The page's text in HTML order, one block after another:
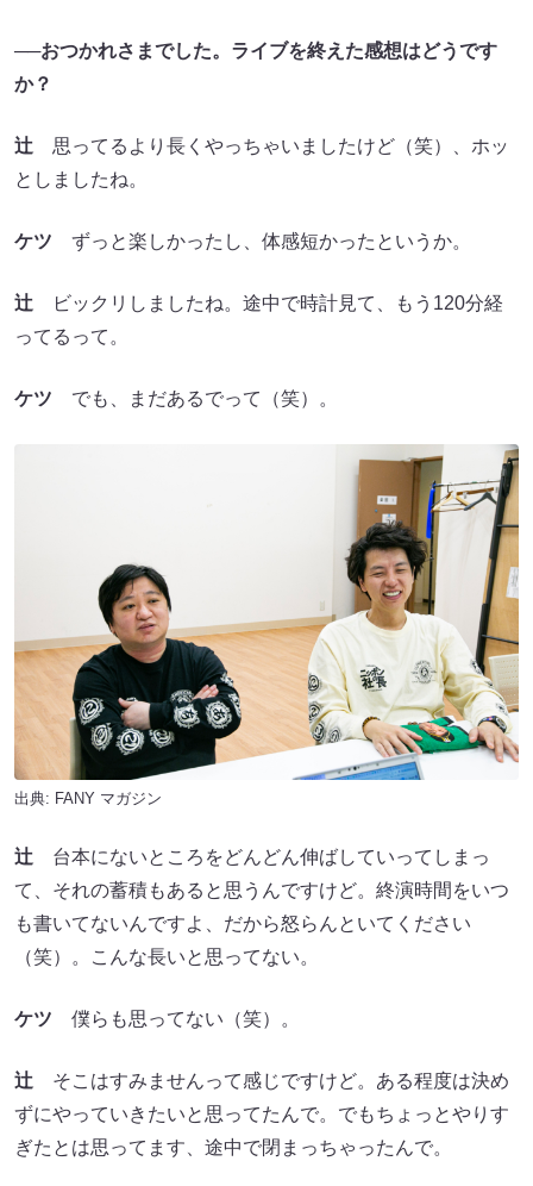
──おつかれさまでした。ライブを終えた感想はどうです
か？
辻 思ってるより長くやっちゃいましたけど（笑）、ホッ
としましたね。
ケツ ずっと楽しかったし、体感短かったというか。
辻 ビックリしましたね。途中で時計見て、もう120分経
ってるって。
ケツ でも、まだあるでって（笑）。
出典: FANY マガジン
辻 台本にないところをどんどん伸ばしていってしまっ
て、それの蓄積もあると思うんですけど。終演時間をいつ
も書いてないんですよ、だから怒らんといてください
（笑）。こんな長いと思ってない。
ケツ 僕らも思ってない（笑）。
辻 そこはすみませんって感じですけど。ある程度は決め
ずにやっていきたいと思ってたんで。でもちょっとやりす
ぎたとは思ってます、途中で閉まっちゃったんで。